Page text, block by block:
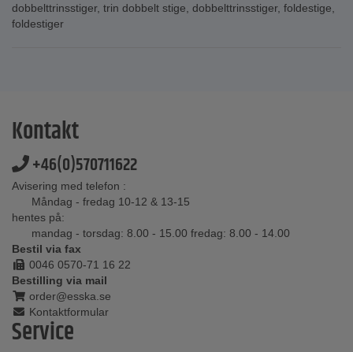
dobbelttrinsstiger, trin dobbelt stige, dobbelttrinsstiger, foldestige,
foldestiger
Kontakt
+46(0)570711622
Avisering med telefon :
Måndag - fredag 10-12 & 13-15
hentes på:
mandag - torsdag: 8.00 - 15.00 fredag: 8.00 - 14.00
Bestil via fax
0046 0570-71 16 22
Bestilling via mail
order@esska.se
Kontaktformular
Service